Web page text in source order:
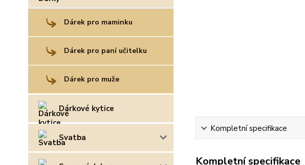
Dárek pro maminku
Dárek pro paní učitelku
Dárek pro muže
Dárkové kytice
Svatba
Kompletní specifikace
Kompletní specifikace